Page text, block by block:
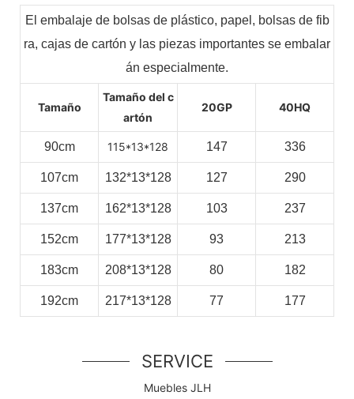
El embalaje de bolsas de plástico, papel, bolsas de fib
ra, cajas de cartón y las piezas importantes se embalar
án especialmente.
Tamaño
Tamaño del c
artón
20GP 40HQ
90cm 115*13*128 147 336
107cm 132*13*128 127 290
137cm 162*13*128 103 237
152cm 177*13*128 93 213
183cm 208*13*128 80 182
192cm 217*13*128 77 177
SERVICE
Muebles JLH